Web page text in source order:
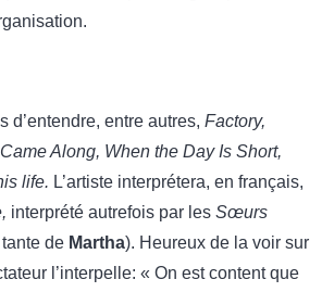
d’entendre, entre autres, Factory,
Along, When the Day Is Short,
life. L’artiste interprétera, en français,
interprété autrefois par les Sœurs
de Martha). Heureux de la voir sur
l’interpelle: « On est content que